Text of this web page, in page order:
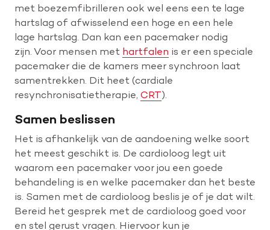
met boezemfibrilleren ook wel eens een te lage
hartslag of afwisselend een hoge en een hele
lage hartslag. Dan kan een pacemaker nodig
zijn. Voor mensen met hartfalen is er een speciale
pacemaker die de kamers meer synchroon laat
samentrekken. Dit heet (cardiale
resynchronisatietherapie, CRT).
Samen beslissen
Het is afhankelijk van de aandoening welke soort
het meest geschikt is. De cardioloog legt uit
waarom een pacemaker voor jou een goede
behandeling is en welke pacemaker dan het beste
is. Samen met de cardioloog beslis je of je dat wilt.
Bereid het gesprek met de cardioloog goed voor
en stel gerust vragen. Hiervoor kun je